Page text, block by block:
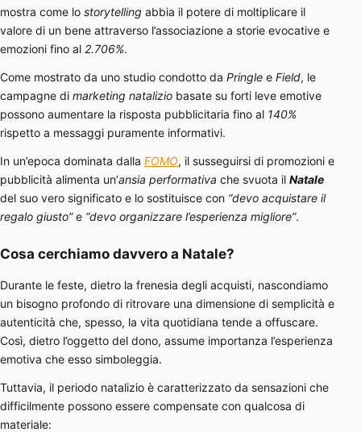
mostra come lo storytelling abbia il potere di moltiplicare il
valore di un bene attraverso l’associazione a storie evocative e
emozioni fino al 2.706%.
Come mostrato da uno studio condotto da Pringle e Field, le
campagne di marketing natalizio basate su forti leve emotive
possono aumentare la risposta pubblicitaria fino al 140%
rispetto a messaggi puramente informativi.
In un’epoca dominata dalla FOMO, il susseguirsi di promozioni e
pubblicità alimenta un’ansia performativa che svuota il Natale
del suo vero significato e lo sostituisce con “devo acquistare il
regalo giusto”e “devo organizzare l’esperienza migliore”.
Cosa cerchiamo davvero a Natale?
Durante le feste, dietro la frenesia degli acquisti, nascondiamo
un bisogno profondo di ritrovare una dimensione di semplicità e
autenticità che, spesso, la vita quotidiana tende a offuscare.
Così, dietro l’oggetto del dono, assume importanza l’esperienza
emotiva che esso simboleggia.
Tuttavia, il periodo natalizio è caratterizzato da sensazioni che
difficilmente possono essere compensate con qualcosa di
materiale: